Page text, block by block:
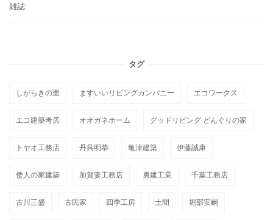
雑誌
タグ
しがらきの里 ますいいリビングカンパニー エコワークス
エコ建築考房 オオガネホーム グッドリビング どんぐりの家
トヤオ工務店 丹呉明恭 亀津建築 伊藤誠康
倭人の家建築 加賀妻工務店 勇建工業 千葉工務店
古川三盛 古民家 四季工房 土間 堀部安嗣